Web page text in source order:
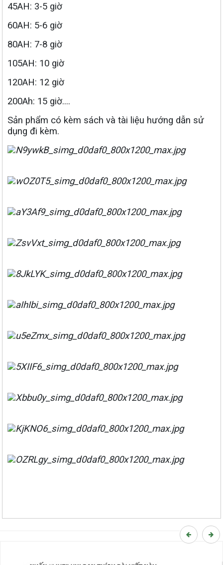
45AH: 3-5 giờ
60AH: 5-6 giờ
80AH: 7-8 giờ
105AH: 10 giờ
120AH: 12 giờ
200Ah: 15 giờ....
Sản phẩm có kèm sách và tài liệu hướng dẫn sử
dụng đi kèm.